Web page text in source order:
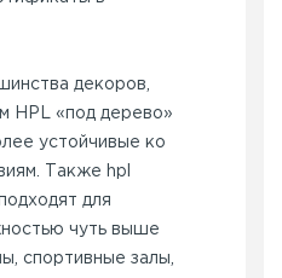
декоров,
HPL «под дерево»
устойчивые ко
Также hpl
для
чуть выше
спортивные залы,